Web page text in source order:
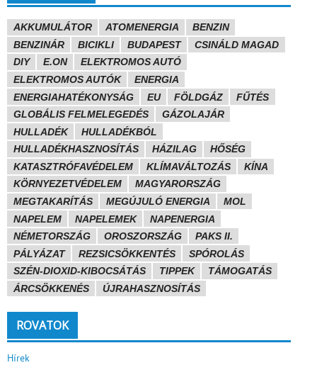
AKKUMULÁTOR ATOMENERGIA
BENZIN
BENZINÁR
BICIKLI BUDAPEST
CSINÁLD MAGAD
DIY
E.ON
ELEKTROMOS AUTÓ
ELEKTROMOS AUTÓK
ENERGIA
ENERGIAHATÉKONYSÁG
EU FÖLDGÁZ
FŰTÉS
GLOBÁLIS FELMELEGEDÉS
GÁZOLAJÁR
HULLADÉK
HULLADÉKBÓL
HULLADÉKHASZNOSÍTÁS
HÁZILAG
HŐSÉG
KATASZTRÓFAVÉDELEM
KLÍMAVÁLTOZÁS
KÍNA
KÖRNYEZETVÉDELEM
MAGYARORSZÁG
MEGTAKARÍTÁS
MEGÚJULÓ ENERGIA
MOL
NAPELEM
NAPELEMEK
NAPENERGIA
NÉMETORSZÁG
OROSZORSZÁG
PAKS II.
PÁLYÁZAT
REZSICSÖKKENTÉS
SPÓROLÁS
SZÉN-DIOXID-KIBOCSÁTÁS
TIPPEK
TÁMOGATÁS
ÁRCSÖKKENÉS
ÚJRAHASZNOSÍTÁS
ROVATOK
Hírek